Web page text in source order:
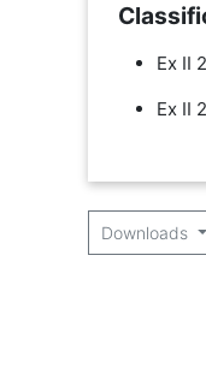
Ex II
Ex II
Downloads